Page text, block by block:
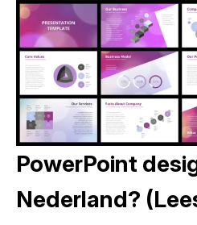
PowerPoint
Nederland?